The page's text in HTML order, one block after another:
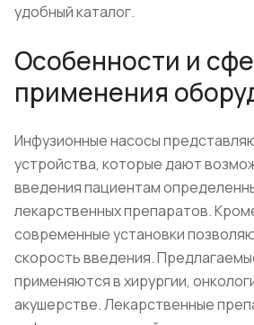
удобный каталог.
Особенности и
применения
Инфузионные насосы
устройства, которые дают
введения пациентам
лекарственных препаратов.
современные установки
скорость введения.
применяются в хирургии,
акушерстве. Лекарственные